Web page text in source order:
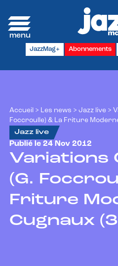
JazzMag+ Abonnements
Accueil > Les news > Jazz live >
Foccroulle) & La Friture
Jazz live
Publié le 24 Nov 2012
Variations
(G.
Friture
Cugnaux